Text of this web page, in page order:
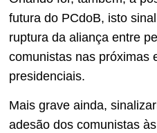
futura do PCdoB, isto
ruptura da aliança entre
comunistas nas próximas
presidenciais.
Mais grave ainda,
adesão dos comunistas